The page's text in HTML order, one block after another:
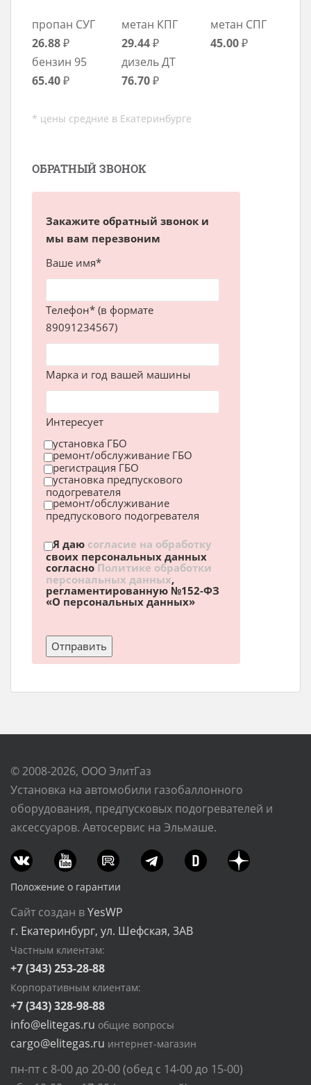
пропан СУГ
26.88₽
метан КПГ
29.44₽
метан СПГ
45.00₽
бензин 95
65.40₽
дизель ДТ
76.70₽
* цены средние в Екатеринбурге
ОБРАТНЫЙ ЗВОНОК
Закажите обратный звонок и
мы вам перезвоним
Ваше имя*
Телефон* (в формате
89091234567)
Марка и год вашей машины
Интересует
установка ГБО
ремонт/обслуживание ГБО
регистрация ГБО
установка предпускового
подогревателя
ремонт/обслуживание
предпускового подогревателя
Я даю согласие на обработку
своих персональных данных
согласноПолитике обработки
персональных данных,
регламентированную №152-ФЗ
«О персональных данных»
© 2008-2026, ООО ЭлитГаз
Установка на автомобили газобаллонного
оборудования, предпусковых подогревателей и
аксессуаров. Автосервис на Эльмаше.
Положение о гарантии
Сайт создан вYesWP
г. Екатеринбург, ул. Шефская, 3АВ
Частным клиентам:
+7 (343) 253-28-88
Корпоративным клиентам:
+7 (343) 328-98-88
info@elitegas.ru общие вопросы
cargo@elitegas.ru интернет-магазин
пн-пт с 8-00 до 20-00 (обед с 14-00 до 15-00)